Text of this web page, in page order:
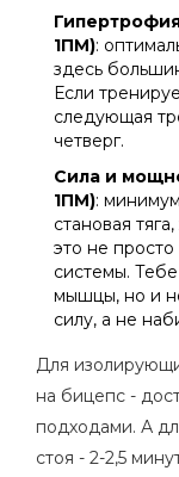
1ПМ):
здесь
Если
следующая
четверг.
Сила и
1ПМ):
становая
это не просто
системы.
мышцы, но и
силу, а не
Для
на бицепс -
подходами. А
стоя - 2-2,5